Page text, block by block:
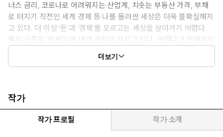
너스 금리, 코로나로 어려워지는 산업계, 치솟는 부동산 가격, 부채
로 터지기 직전인 세계 경제 등 나를 둘러싼 세상은 더욱 불확실해지
고 있다. 더 이상 ‘돈’과 ‘경제’를 모르고는 세상을 살아가기 어렵다.
특히 요즘은 ‘돈벌이’에 대한 관심이 커지고 있다. 어렵다고 언제까지
외면하다간 나만 제자리, 아니 오히려 뒤처질 것이다. 하지만 경제에
대해 아무것도 모르는 상황에서 무작정 하는 투자와 소비는 위험하
돈을 잘 벌고 쓰기 위해서는 나를 둘러싼 돈의 흐름을 먼저 알아
야 한다. 딱 금리, 환율, 유가 정도만 알면 된다. 이 세 가지가 경제
를 움직이는 핵심 원리이기 때문이다. GDP, 무역, IMF, 인플레이
션, 이자율 등 경제뉴스에서 나오던 딱딱한 용어들을 쪼개고 쪼개서
더보기
작가
작가 프로필 작가 소개